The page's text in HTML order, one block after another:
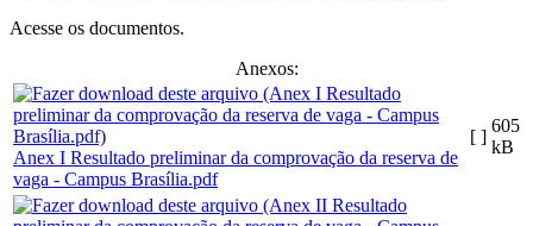
Acesse os documentos.
Anexos:
Anex I Resultado preliminar da comprovação da reserva de
vaga - Campus Brasília.pdf
[ ]
605
kB